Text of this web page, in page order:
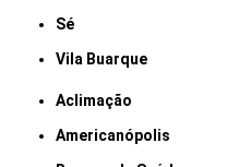
Sé
Vila Buarque
Aclimação
Americanópolis